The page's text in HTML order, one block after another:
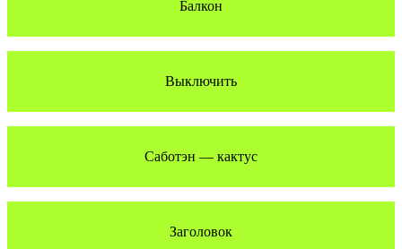
Балкон
Выключить
Саботэн — кактус
Заголовок